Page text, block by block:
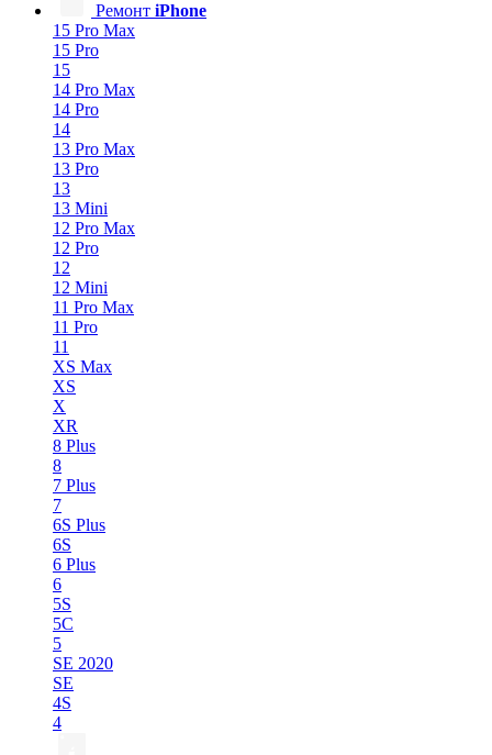
Ремонт iPhone
15 Pro Max
15 Pro
15
14 Pro Max
14 Pro
14
13 Pro Max
13 Pro
13
13 Mini
12 Pro Max
12 Pro
12
12 Mini
11 Pro Max
11 Pro
11
XS Max
XS
X
XR
8 Plus
8
7 Plus
7
6S Plus
6S
6 Plus
6
5S
5C
5
SE 2020
SE
4S
4